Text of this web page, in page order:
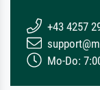
+43 4257
Mo-Do: